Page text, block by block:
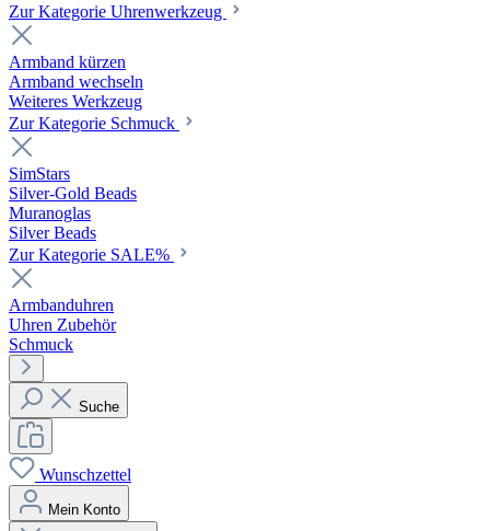
Zur Kategorie Uhrenwerkzeug
Armband kürzen
Armband wechseln
Weiteres Werkzeug
Zur Kategorie Schmuck
SimStars
Silver-Gold Beads
Muranoglas
Silver Beads
Zur Kategorie SALE%
Armbanduhren
Uhren Zubehör
Schmuck
Suche
Wunschzettel
Mein Konto